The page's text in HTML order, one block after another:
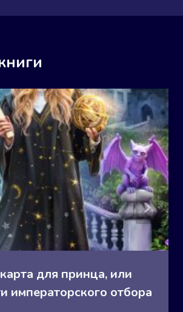
для принца, или
императорского отбора